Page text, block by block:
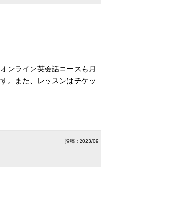
ンライン英会話コースも月
。また、レッスンはチケッ
投稿：2023/09